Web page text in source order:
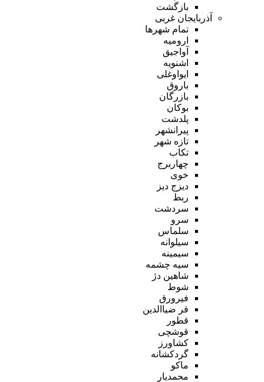
بازگشت
آذربایجان غربی
تمام شهر‌ها
ارومیه
آواجیق
اشنویه
ایواوغلی
باروق
بازرگان
بوکان
پلدشت
پیرانشهر
تازه شهر
تکاب
چهاربرج
خوی
دیزج دیز
ربط
سردشت
سرو
سلماس
سیلوانه
سیمینه
سیه چشمه
شاهین دژ
شوط
فیرورق
قر ضیاالدین
قطور
قوشچی
کشاورز
گردکشانه
ماکو
محمدیار